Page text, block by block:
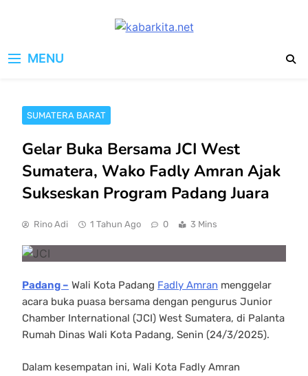
MENU
SUMATERA BARAT
Gelar Buka Bersama JCI West
Sumatera, Wako Fadly Amran Ajak
Sukseskan Program Padang Juara
Rino Adi 1 Tahun Ago 0 3 Mins
Padang – Wali Kota Padang Fadly Amran menggelar
acara buka puasa bersama dengan pengurus Junior
Chamber International (JCI) West Sumatera, di Palanta
Rumah Dinas Wali Kota Padang, Senin (24/3/2025).
Dalam kesempatan ini, Wali Kota Fadly Amran